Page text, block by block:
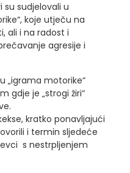
su sudjelovali u
koje utječu na
ali i na radost i
agresije i
„igrama motorike“
gdje je „strogi žiri“
kratko ponavljajući
i termin sljedeće
s nestrpljenjem